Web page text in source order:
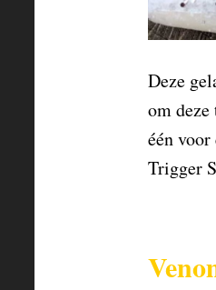
Deze
om
één
Trigger